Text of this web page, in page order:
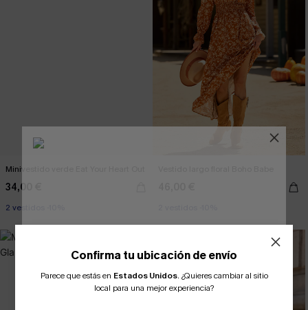
Minivestido verde Eat Your Heart Out
34,00 €
2 vestidos -10%
Confirma tu ubicación de envío
Parece que estás en Estados Unidos. ¿Quieres cambiar al sitio
local para una mejor experiencia?
¿NUEVO EN CUPSHE?